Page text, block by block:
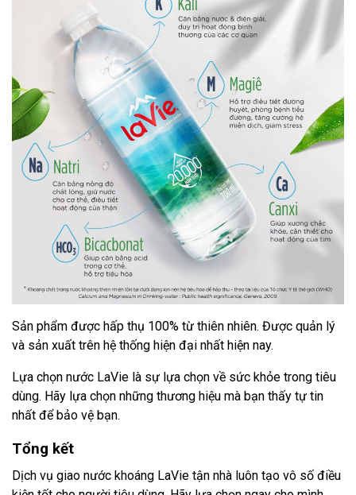
Sản phẩm được hấp thụ 100% từ thiên nhiên. Được quản lý
và sản xuất trên hệ thống hiện đại nhất hiện nay.
Lựa chọn nước LaVie là sự lựa chọn về sức khỏe trong tiêu
dùng. Hãy lựa chọn những thương hiệu mà bạn thấy tự tin
nhất để bảo vệ bạn.
Tổng kết
Dịch vụ giao nước khoáng LaVie tận nhà luôn tạo vô số điều